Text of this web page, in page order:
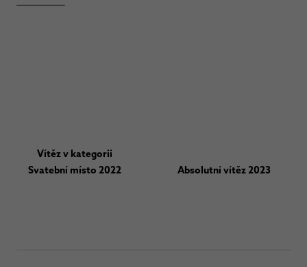
Vítěz v kategorii
Svatební místo 2022
Absolutní vítěz 2023